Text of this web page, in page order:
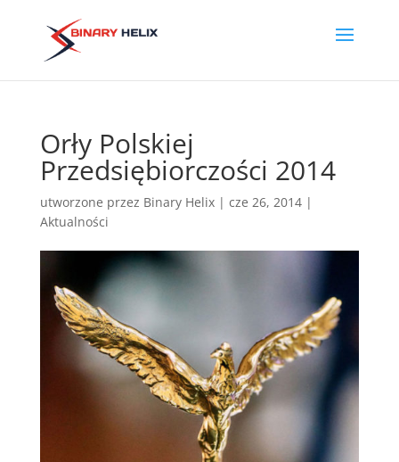
Orły Polskiej
Przedsiębiorczości 2014
utworzone przez Binary Helix| cze 26, 2014|
Aktualności